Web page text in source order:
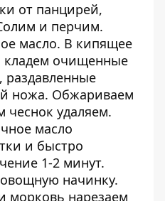
от панцирей,
и перчим.
масло. В кипящее
кладем очищенные
раздавленные
ножа. Обжариваем
чеснок удаляем.
масло
и быстро
1-2 минут.
начинку.
морковь нарезаем